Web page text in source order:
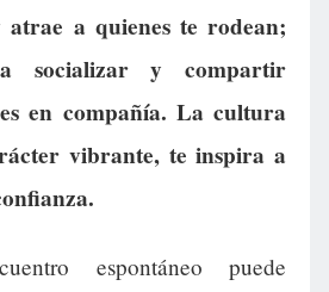
a quienes te rodean;
socializar y compartir
en compañía. La cultura
vibrante, te inspira a
espontáneo puede